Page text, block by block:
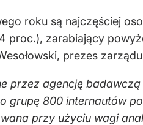
roku są najczęściej
proc.), zarabiający
prezes
przez agencję
grupę 800 internautów
przy użyciu wagi